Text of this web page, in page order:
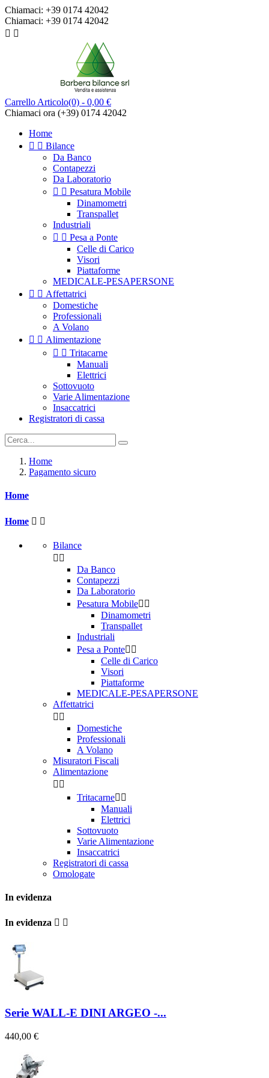
Chiamaci: +39 0174 42042
Chiamaci: +39 0174 42042
 
Carrello Articolo(0) - 0,00 €
Chiamaci ora (+39) 0174 42042
Home
  Bilance
Da Banco
Contapezzi
Da Laboratorio
  Pesatura Mobile
Dinamometri
Transpallet
Industriali
  Pesa a Ponte
Celle di Carico
Visori
Piattaforme
MEDICALE-PESAPERSONE
  Affettatrici
Domestiche
Professionali
A Volano
  Alimentazione
  Tritacarne
Manuali
Elettrici
Sottovuoto
Varie Alimentazione
Insaccatrici
Registratori di cassa
Home
Pagamento sicuro
Home
Home  
Bilance
 
Da Banco
Contapezzi
Da Laboratorio
Pesatura Mobile 
Dinamometri
Transpallet
Industriali
Pesa a Ponte 
Celle di Carico
Visori
Piattaforme
MEDICALE-PESAPERSONE
Affettatrici
 
Domestiche
Professionali
A Volano
Misuratori Fiscali
Alimentazione
 
Tritacarne 
Manuali
Elettrici
Sottovuoto
Varie Alimentazione
Insaccatrici
Registratori di cassa
Omologate
In evidenza
In evidenza  
Serie WALL-E DINI ARGEO -...
440,00 €